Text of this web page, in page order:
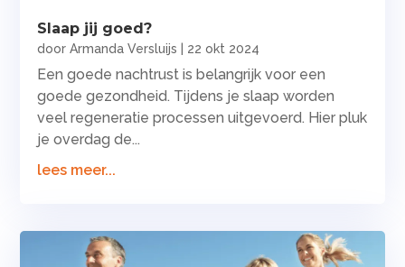
Slaap jij goed?
doorArmanda Versluijs 22 okt 2024
Een goede nachtrust is belangrijk voor een
goede gezondheid. Tijdens je slaap worden
veel regeneratie processen uitgevoerd. Hier pluk
je overdag de...
lees meer...